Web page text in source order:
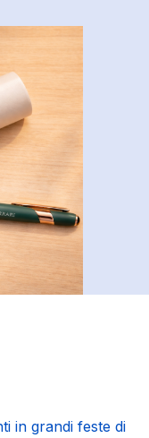
in grandi feste di